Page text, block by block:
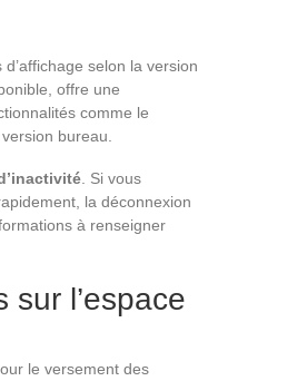
selon la version
offre une
comme le
bureau.
. Si vous
la déconnexion
à renseigner
l’espace
le versement des